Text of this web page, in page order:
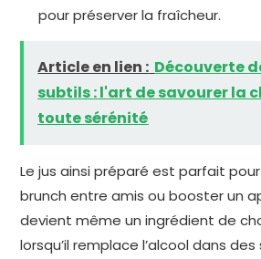
pour préserver la fraîcheur.
Article en lien : Découverte
subtils : l'art de savourer la
toute sérénité
Le jus ainsi préparé est parfait
brunch entre amis ou booster un
devient même un ingrédient de
lorsqu’il remplace l’alcool dans